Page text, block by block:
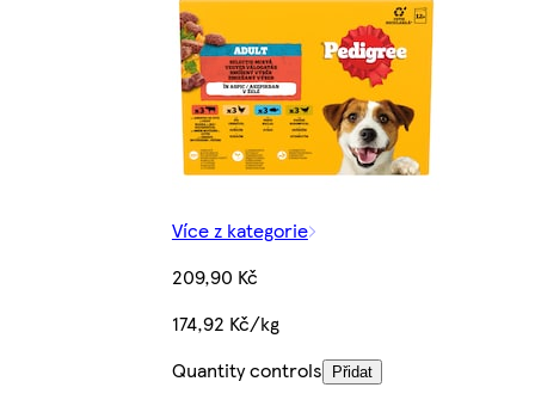
Více z kategorie
209,90 Kč
174,92 Kč/kg
Quantity controls
Přidat